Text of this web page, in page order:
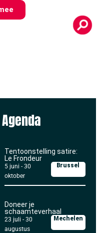
Agenda
Tentoonstelling satire:
Le Frondeur
5 juni - 30
oktober
Brussel
Doneer je
schaamteverhaal
23 juli - 30
augustus
Mechelen